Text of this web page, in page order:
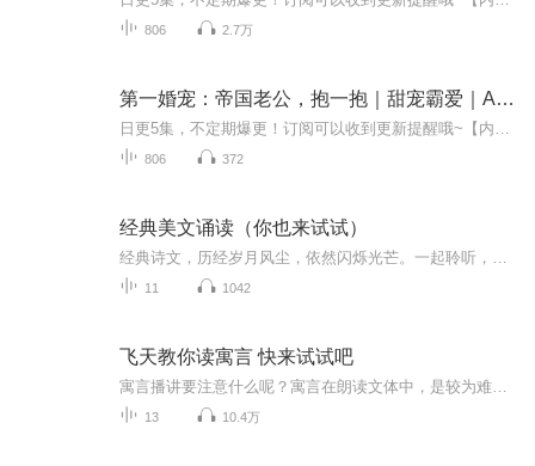
806 2.7万
第一婚宠：帝国老公，抱一抱｜甜宠霸爱｜AI电子书
806 372
经典美文诵读（你也来试试）
11 1042
飞天教你读寓言 快来试试吧
13 10.4万